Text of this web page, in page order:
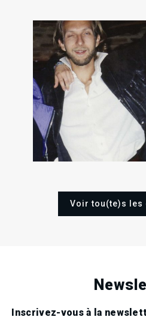
10
Ven
08
Ven
Déc
2006
Voir tou(te)s les
Inscrivez-vous à la
RECHERCHE
..